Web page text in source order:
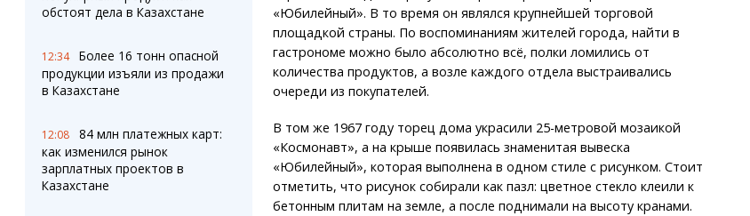
обстоят дела в Казахстане
12:34
Более 16 тонн опасной
продукции изъяли из продажи
в Казахстане
12:08
84 млн платежных карт:
как изменился рынок
зарплатных проектов в
Казахстане
«Юбилейный». В то время он являлся крупнейшей торговой
площадкой страны. По воспоминаниям жителей города, найти в
гастрономе можно было абсолютно всё, полки ломились от
количества продуктов, а возле каждого отдела выстраивались
очереди из покупателей.
В том же 1967 году торец дома украсили 25-метровой мозаикой
«Космонавт», а на крыше появилась знаменитая вывеска
«Юбилейный», которая выполнена в одном стиле с рисунком. Стоит
отметить, что рисунок собирали как пазл: цветное стекло клеили к
бетонным плитам на земле, а после поднимали на высоту кранами.